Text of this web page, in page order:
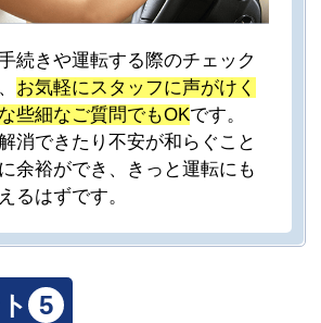
続きや運転する際のチェック
お気軽にスタッフに声がけく
些細なご質問でもOKです。
消できたり不安が和らぐこと
余裕ができ、きっと運転にも
るはずです。
5